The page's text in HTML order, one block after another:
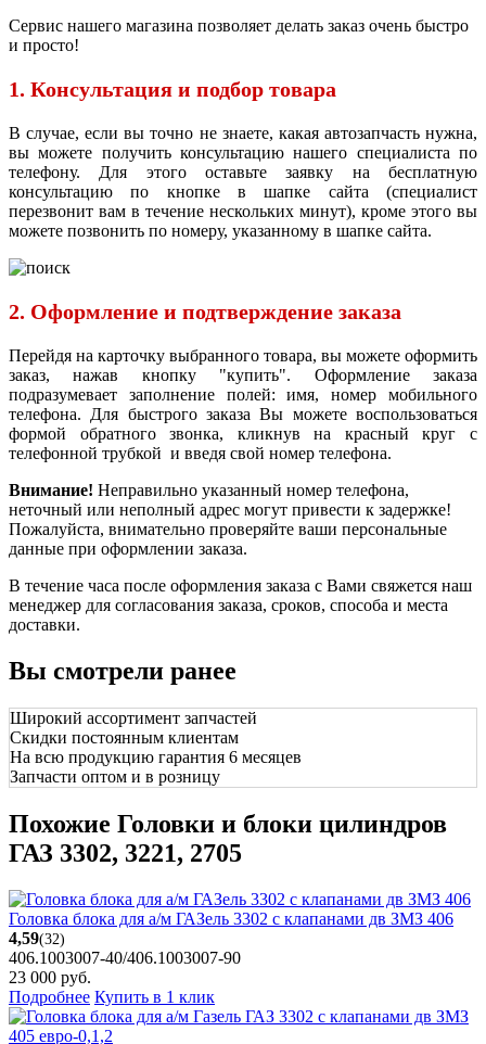
Сервис нашего магазина позволяет делать заказ очень быстро
и просто!
1. Консультация и подбор товара
В случае, если вы точно не знаете, какая автозапчасть нужна,
вы можете получить консультацию нашего специалиста по
телефону. Для этого оставьте заявку на бесплатную
консультацию по кнопке в шапке сайта (специалист
перезвонит вам в течение нескольких минут), кроме этого вы
можете позвонить по номеру, указанному в шапке сайта.
2. Оформление и подтверждение заказа
Перейдя на карточку выбранного товара, вы можете оформить
заказ, нажав кнопку "купить". Оформление заказа
подразумевает заполнение полей: имя, номер мобильного
телефона. Для быстрого заказа Вы можете воспользоваться
формой обратного звонка, кликнув на красный круг с
телефонной трубкой и введя свой номер телефона.
Внимание! Неправильно указанный номер телефона,
неточный или неполный адрес могут привести к задержке!
Пожалуйста, внимательно проверяйте ваши персональные
данные при оформлении заказа.
В течение часа после оформления заказа с Вами свяжется наш
менеджер для согласования заказа, сроков, способа и места
доставки.
Вы смотрели ранее
Широкий ассортимент запчастей
Скидки постоянным клиентам
На всю продукцию гарантия 6 месяцев
Запчасти оптом и в розницу
Похожие Головки и блоки цилиндров
ГАЗ 3302, 3221, 2705
Головка блока для а/м ГАЗель 3302 с клапанами дв ЗМЗ 406
4,59(32)
406.1003007-40/406.1003007-90
23 000 руб.
Подробнее Купить в 1 клик